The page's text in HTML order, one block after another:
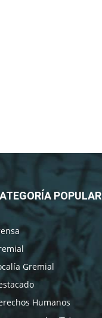
POPULAR
Gremial
Humanos